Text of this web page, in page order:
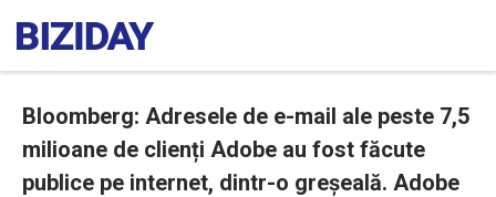
Bloomberg: Adresele de e-mail ale peste 7,5
milioane de clienți Adobe au fost făcute
publice pe internet, dintr-o greșeală. Adobe